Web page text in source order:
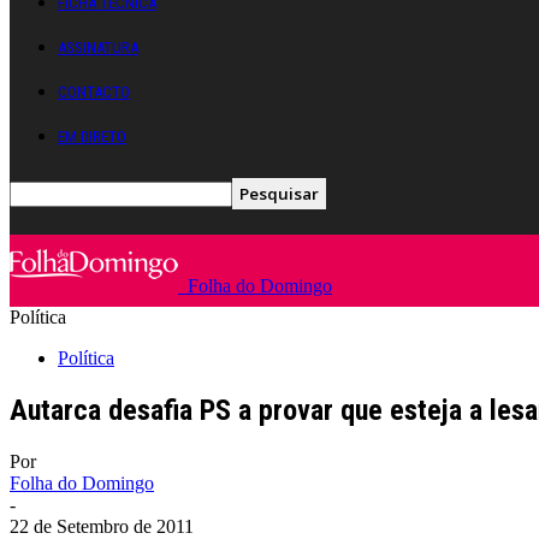
ASSINATURA
CONTACTO
EM DIRETO
Folha do Domingo
Política
Política
Autarca desafia PS a provar que esteja a
Por
Folha do Domingo
-
22 de Setembro de 2011